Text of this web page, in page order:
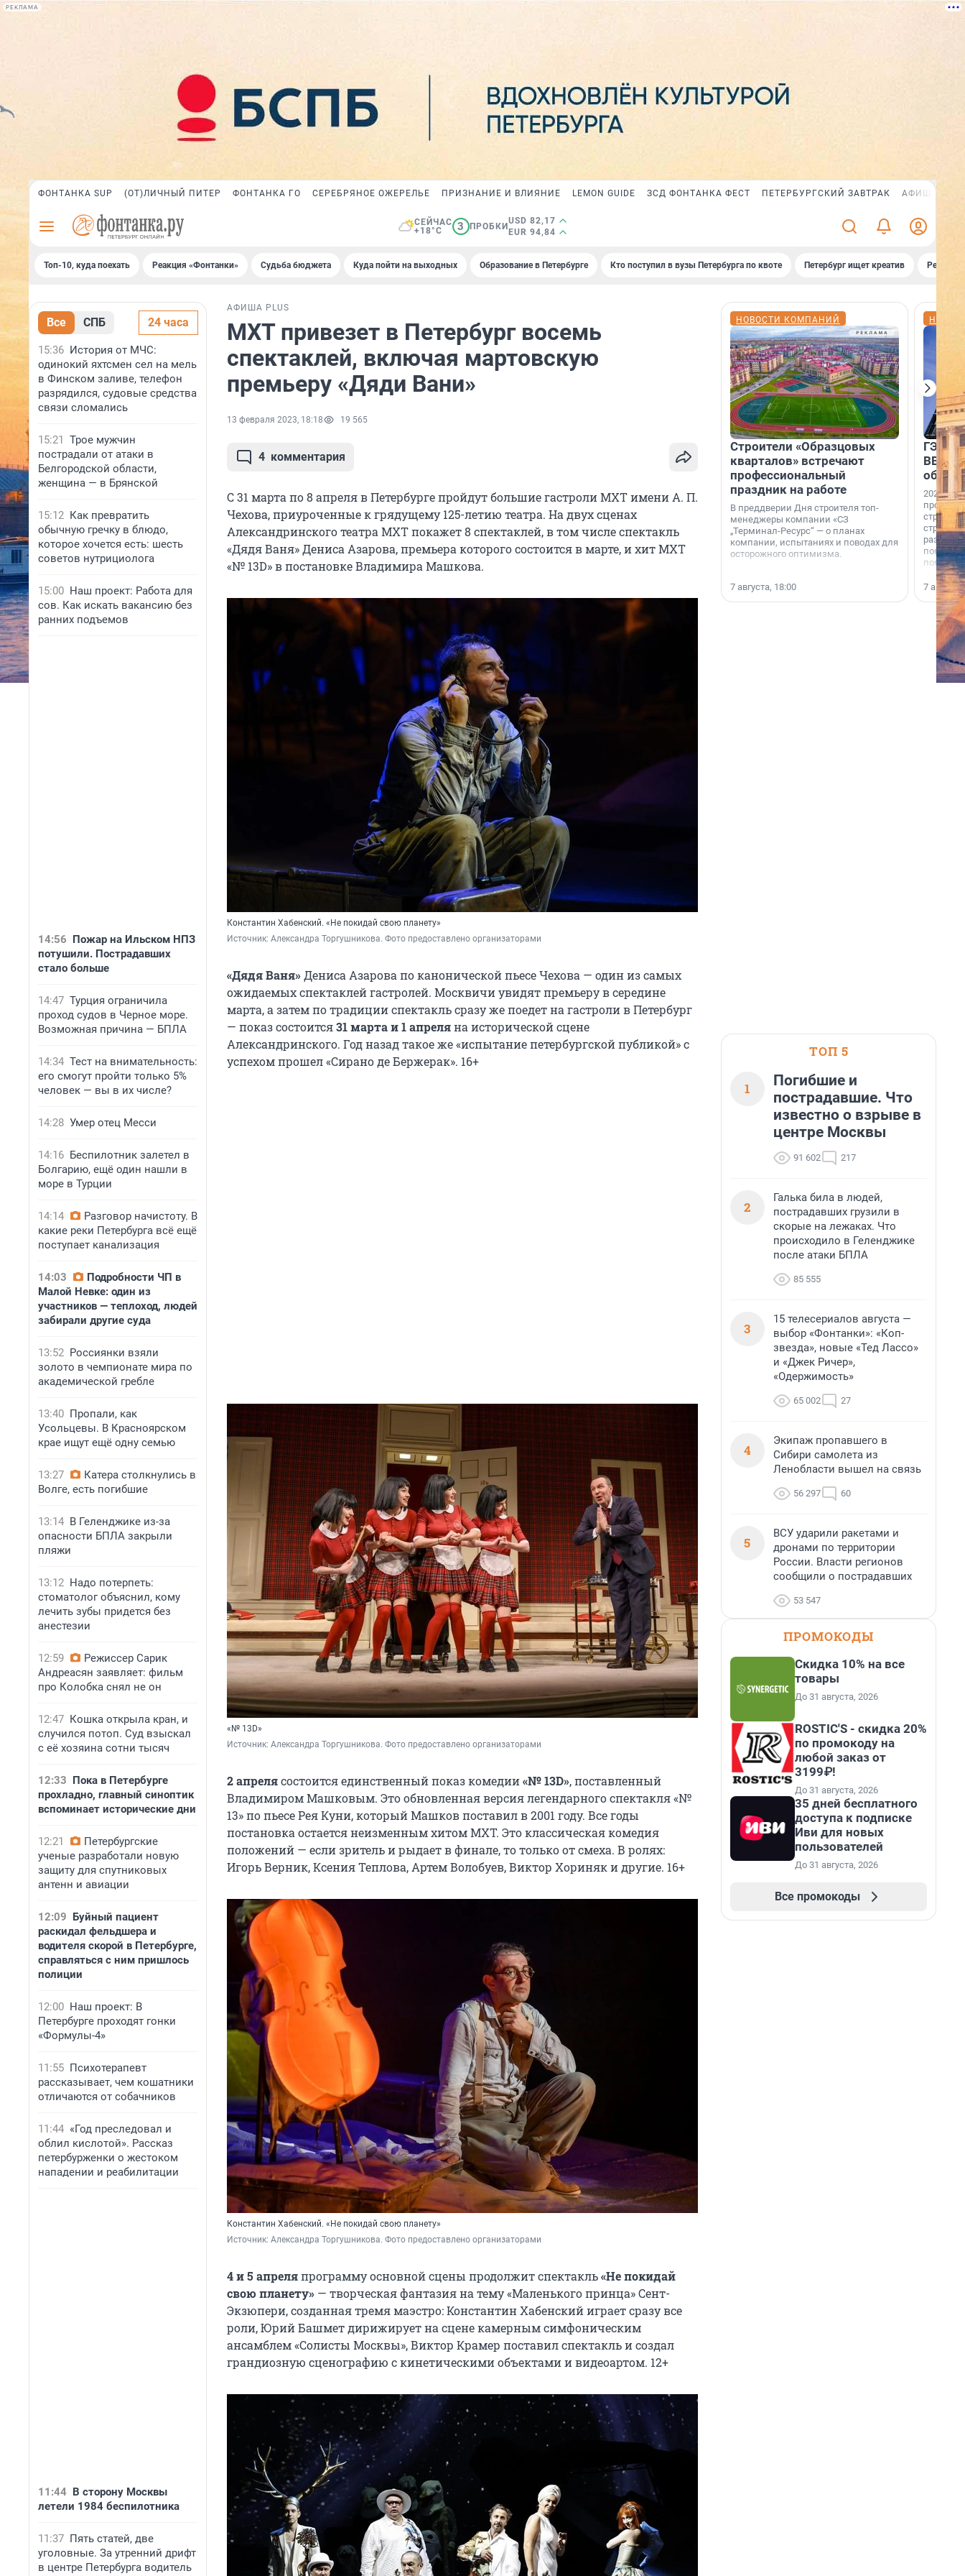
РЕКЛАМА
ФОНТАНКА SUP (ОТ)ЛИЧНЫЙ ПИТЕР ФОНТАНКА ГО СЕРЕБРЯНОЕ ОЖЕРЕЛЬЕ ПРИЗНАНИЕ И ВЛИЯНИЕ LEMON GUIDE ЗСД ФОНТАНКА ФЕСТ ПЕТЕРБУРГСКИЙ ЗАВТРАК АФИША PLUS
СЕЙЧАС
+18°C
3 ПРОБКИ
USD 82,17
EUR 94,84
Топ-10, куда поехать Реакция «Фонтанки» Судьба бюджета Куда пойти на выходных Образование в Петербурге Кто поступил в вузы Петербурга по квоте Петербург ищет креатив
Все СПБ 24 часа
15:36 История от МЧС:
одинокий яхтсмен сел на мель
в Финском заливе, телефон
разрядился, судовые средства
связи сломались
15:21 Трое мужчин
пострадали от атаки в
Белгородской области,
женщина — в Брянской
15:12 Как превратить
обычную гречку в блюдо,
которое хочется есть: шесть
советов нутрициолога
15:00 Наш проект: Работа для
сов. Как искать вакансию без
ранних подъемов
14:56 Пожар на Ильском НПЗ
потушили. Пострадавших
стало больше
14:47 Турция ограничила
проход судов в Черное море.
Возможная причина — БПЛА
14:34 Тест на внимательность:
его смогут пройти только 5%
человек — вы в их числе?
14:28 Умер отец Месси
14:16 Беспилотник залетел в
Болгарию, ещё один нашли в
море в Турции
14:14
Разговор начистоту. В
какие реки Петербурга всё ещё
поступает канализация
14:03
Подробности ЧП в
Малой Невке: один из
участников — теплоход, людей
забирали другие суда
13:52 Россиянки взяли
золото в чемпионате мира по
академической гребле
13:40 Пропали, как
Усольцевы. В Красноярском
крае ищут ещё одну семью
13:27
Катера столкнулись в
Волге, есть погибшие
13:14 В Геленджике из-за
опасности БПЛА закрыли
пляжи
13:12 Надо потерпеть:
стоматолог объяснил, кому
лечить зубы придется без
анестезии
12:59
Режиссер Сарик
Андреасян заявляет: фильм
про Колобка снял не он
12:47 Кошка открыла кран, и
случился потоп. Суд взыскал
с её хозяина сотни тысяч
12:33 Пока в Петербурге
прохладно, главный синоптик
вспоминает исторические дни
12:21
Петербургские
ученые разработали новую
защиту для спутниковых
антенн и авиации
12:09 Буйный пациент
раскидал фельдшера и
водителя скорой в Петербурге,
справляться с ним пришлось
полиции
12:00 Наш проект: В
Петербурге проходят гонки
«Формулы-4»
11:55 Психотерапевт
рассказывает, чем кошатники
отличаются от собачников
11:44 «Год преследовал и
облил кислотой». Рассказ
петербурженки о жестоком
нападении и реабилитации
11:44 В сторону Москвы
летели 1984 беспилотника
11:37 Пять статей, две
уголовные. За утренний дрифт
в центре Петербурга водитель
АФИША PLUS
МХТ привезет в Петербург восемь
спектаклей, включая мартовскую
премьеру «Дяди Вани»
13 февраля 2023, 18:18 19 565
4 комментария
С 31 марта по 8 апреля в Петербурге пройдут большие гастроли МХТ имени А. П.
Чехова, приуроченные к грядущему 125-летию театра. На двух сценах
Александринского театра МХТ покажет 8 спектаклей, в том числе спектакль
«Дядя Ваня» Дениса Азарова, премьера которого состоится в марте, и хит МХТ
«№ 13D» в постановке Владимира Машкова.
Константин Хабенский. «Не покидай свою планету»
Источник: Александра Торгушникова. Фото предоставлено организаторами
«Дядя Ваня»Дениса Азарова по канонической пьесе Чехова — один из самых
ожидаемых спектаклей гастролей. Москвичи увидят премьеру в середине
марта, а затем по традиции спектакль сразу же поедет на гастроли в Петербург
— показ состоится31 марта и 1 апреляна исторической сцене
Александринского. Год назад такое же «испытание петербургской публикой» с
успехом прошел «Сирано де Бержерак». 16+
«№ 13D»
Источник: Александра Торгушникова. Фото предоставлено организаторами
2 апрелясостоится единственный показ комедии«№ 13D», поставленный
Владимиром Машковым. Это обновленная версия легендарного спектакля «№
13» по пьесе Рея Куни, который Машков поставил в 2001 году. Все годы
постановка остается неизменным хитом МХТ. Это классическая комедия
положений — если зритель и рыдает в финале, то только от смеха. В ролях:
Игорь Верник, Ксения Теплова, Артем Волобуев, Виктор Хориняк и другие. 16+
Константин Хабенский. «Не покидай свою планету»
Источник: Александра Торгушникова. Фото предоставлено организаторами
4 и 5 апреляпрограмму основной сцены продолжит спектакль«Не покидай
свою планету» — творческая фантазия на тему «Маленького принца» Сент-
Экзюпери, созданная тремя маэстро: Константин Хабенский играет сразу все
роли, Юрий Башмет дирижирует на сцене камерным симфоническим
ансамблем «Солисты Москвы», Виктор Крамер поставил спектакль и создал
грандиозную сценографию с кинетическими объектами и видеоартом. 12+
НОВОСТИ КОМПАНИЙ
Строители «Образцовых
кварталов» встречают
профессиональный
праздник на работе
В преддверии Дня строителя топ-
менеджеры компании «СЗ
„Терминал-Ресурс“ — о планах
компании, испытаниях и поводах для
осторожного оптимизма.
7 августа, 18:00
ГЭС,
ВВП: в
об
2026-й —
раз. В
7
ТОП 5
1
Погибшие и
пострадавшие. Что
известно о взрыве в
центре Москвы
91 602 217
2
Галька била в людей,
пострадавших грузили в
скорые на лежаках. Что
происходило в Геленджике
после атаки БПЛА
85 555
3
15 телесериалов августа —
выбор «Фонтанки»: «Коп-
звезда», новые «Тед Лассо»
и «Джек Ричер»,
«Одержимость»
65 002 27
4
Экипаж пропавшего в
Сибири самолета из
Ленобласти вышел на связь
56 297 60
5
ВСУ ударили ракетами и
дронами по территории
России. Власти регионов
сообщили о пострадавших
53 547
ПРОМОКОДЫ
Скидка 10% на все
товары
До 31 августа, 2026
ROSTIC'S - скидка 20%
по промокоду на
любой заказ от
3199₽!
До 31 августа, 2026
35 дней бесплатного
доступа к подписке
Иви для новых
пользователей
До 31 августа, 2026
Все промокоды